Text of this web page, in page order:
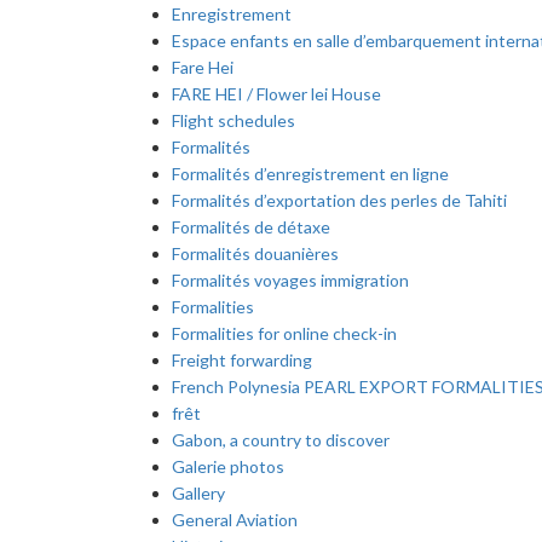
Enregistrement
Espace enfants en salle d’embarquement
Fare Hei
FARE HEI / Flower lei House
Flight schedules
Formalités
Formalités d’enregistrement en ligne
Formalités d’exportation des perles de Tahiti
Formalités de détaxe
Formalités douanières
Formalités voyages immigration
Formalities
Formalities for online check-in
Freight forwarding
French Polynesia PEARL EXPORT FORMALITIES
frêt
Gabon, a country to discover
Galerie photos
Gallery
General Aviation